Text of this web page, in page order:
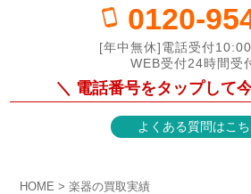
0120-
[年中無休]電話受付
WEB受付24時間受
＼ 電話番号をタップして
よくある質問はこち
HOME
楽器の買取実績